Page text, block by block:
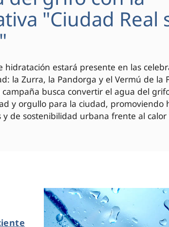
"Ciudad Real
hidratación estará presente en las
la Zurra, la Pandorga y el Vermú de la
campaña busca convertir el agua del
y orgullo para la ciudad, promoviendo
y de sostenibilidad urbana frente al